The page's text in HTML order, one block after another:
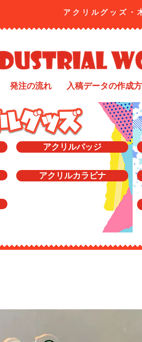
アクリルグッズ・​
発注の流れ 入稿データの作成
アクリルバッジ
アクリルカラビナ